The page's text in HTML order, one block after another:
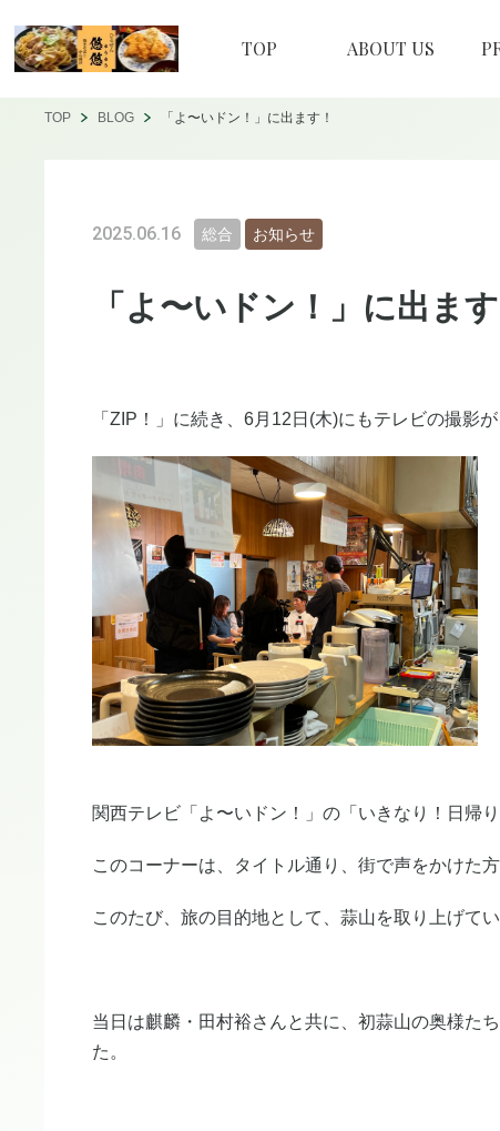
TOP ABOUT US
TOP BLOG 「よ〜いドン！」に出ます！
2025.06.16 総合 お知らせ
「よ〜いドン！」に出ます
「ZIP！」に続き、6月12日(木)にもテレビの撮影が
関西テレビ「よ〜いドン！」の「いきなり！日帰り
このコーナーは、タイトル通り、街で声をかけた
このたび、旅の目的地として、蒜山を取り上げて
当日は麒麟・田村裕さんと共に、初蒜山の奥様た
た。